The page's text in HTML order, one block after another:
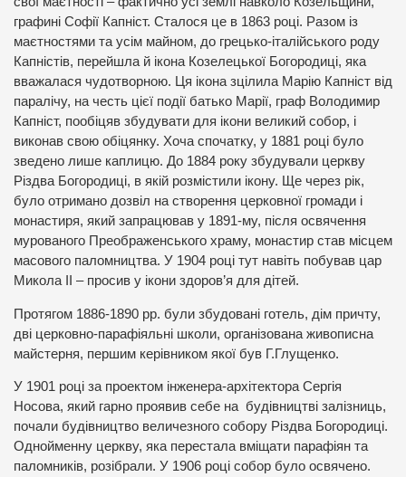
графині Софії Капніст. Сталося це в 1863 році. Разом із
маєтностями та усім майном, до грецько-італійського роду
Капністів, перейшла й ікона Козелецької Богородиці, яка
вважалася чудотворною. Ця ікона зцілила Марію Капніст від
паралічу, на честь цієї події батько Марії, граф Володимир
Капніст, пообіцяв збудувати для ікони великий собор, і
виконав свою обіцянку. Хоча спочатку, у 1881 році було
зведено лише каплицю. До 1884 року збудували церкву
Різдва Богородиці, в якій розмістили ікону. Ще через рік,
було отримано дозвіл на створення церковної громади і
монастиря, який запрацював у 1891-му, після освячення
мурованого Преображенського храму, монастир став місцем
масового паломництва. У 1904 році тут навіть побував цар
Микола ІІ – просив у ікони здоров’я для дітей.
Протягом 1886-1890 рр. були збудовані готель, дім причту,
дві церковно-парафіяльні школи, організована живописна
майстерня, першим керівником якої був Г.Глущенко.
У 1901 році за проектом інженера-архітектора Сергія
Носова, який гарно проявив себе на будівництві залізниць,
почали будівництво величезного собору Різдва Богородиці.
Однойменну церкву, яка перестала вміщати парафіян та
паломників, розібрали. У 1906 році собор було освячено.